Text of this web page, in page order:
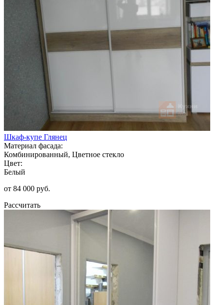
Шкаф-купе Глянец
Материал фасада:
Комбинированный, Цветное стекло
Цвет:
Белый
от 84 000 руб.
Рассчитать